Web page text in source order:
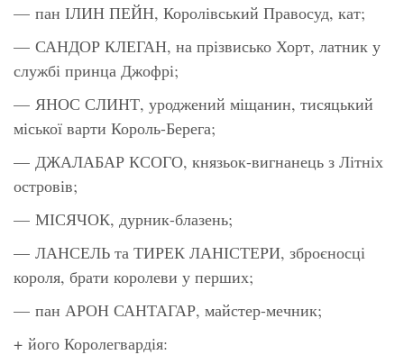
— пан ІЛИН ПЕЙН, Королівський Правосуд, кат;
— САНДОР КЛЕГАН, на прізвисько Хорт, латник у
службі принца Джофрі;
— ЯНОС СЛИНТ, уроджений міщанин, тисяцький
міської варти Король-Берега;
— ДЖАЛАБАР КСОГО, князьок-вигнанець з Літніх
островів;
— МІСЯЧОК, дурник-блазень;
— ЛАНСЕЛЬ та ТИРЕК ЛАНІСТЕРИ, зброєносці
короля, брати королеви у перших;
— пан АРОН САНТАГАР, майстер-мечник;
+ його Королегвардія: